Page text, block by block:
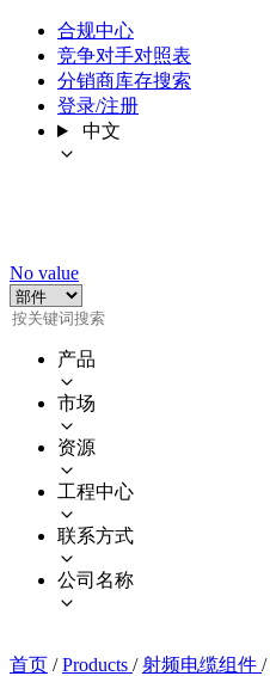
合规中心
竞争对手对照表
分销商库存搜索
登录/注册
中文
No value
产品
市场
资源
工程中心
联系方式
公司名称
首页 / Products / 射频电缆组件 /